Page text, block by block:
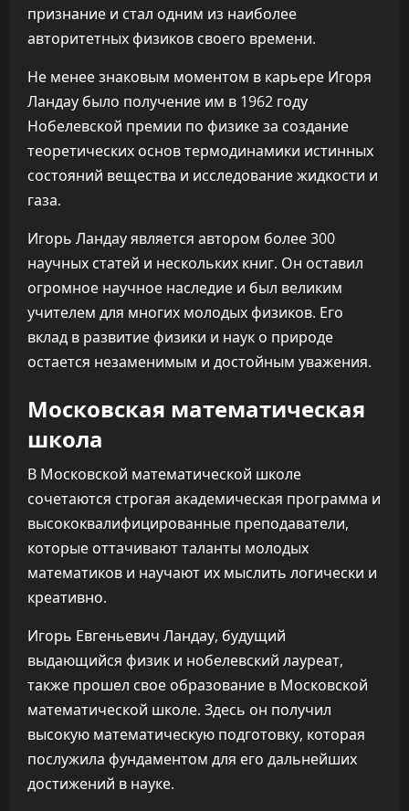
признание и стал одним из наиболее
авторитетных физиков своего времени.
Не менее знаковым моментом в карьере Игоря
Ландау было получение им в 1962 году
Нобелевской премии по физике за создание
теоретических основ термодинамики истинных
состояний вещества и исследование жидкости и
газа.
Игорь Ландау является автором более 300
научных статей и нескольких книг. Он оставил
огромное научное наследие и был великим
учителем для многих молодых физиков. Его
вклад в развитие физики и наук о природе
остается незаменимым и достойным уважения.
Московская математическая
школа
В Московской математической школе
сочетаются строгая академическая программа и
высококвалифицированные преподаватели,
которые оттачивают таланты молодых
математиков и научают их мыслить логически и
креативно.
Игорь Евгеньевич Ландау, будущий
выдающийся физик и нобелевский лауреат,
также прошел свое образование в Московской
математической школе. Здесь он получил
высокую математическую подготовку, которая
послужила фундаментом для его дальнейших
достижений в науке.